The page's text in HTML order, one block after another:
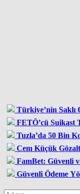
Türkiye’nin Saklı
FETÖ’cü Suikast
Tuzla’da 50 Bin
Cem Küçük
FamBet: Güvenli
Güvenli Ödeme